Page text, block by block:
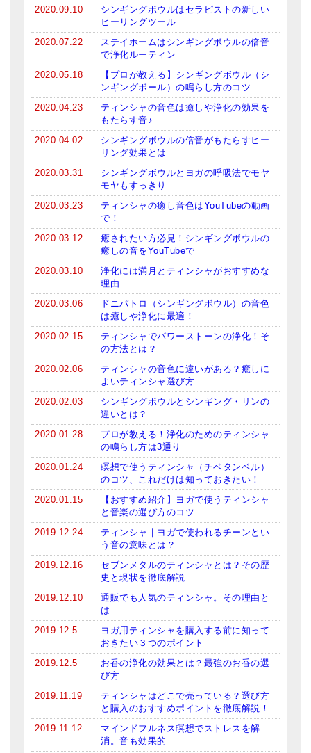
2020.09.10
シンギングボウルはセラピストの新しい
ヒーリングツール
2020.07.22
ステイホームはシンギングボウルの倍音
で浄化ルーティン
2020.05.18
【プロが教える】シンギングボウル（シ
ンギングボール）の鳴らし方のコツ
2020.04.23
ティンシャの音色は癒しや浄化の効果を
もたらす音♪
2020.04.02
シンギングボウルの倍音がもたらすヒー
リング効果とは
2020.03.31
シンギングボウルとヨガの呼吸法でモヤ
モヤもすっきり
2020.03.23
ティンシャの癒し音色はYouTubeの動画
で！
2020.03.12
癒されたい方必見！シンギングボウルの
癒しの音をYouTubeで
2020.03.10
浄化には満月とティンシャがおすすめな
理由
2020.03.06
ドニパトロ（シンギングボウル）の音色
は癒しや浄化に最適！
2020.02.15
ティンシャでパワーストーンの浄化！そ
の方法とは？
2020.02.06
ティンシャの音色に違いがある？癒しに
よいティンシャ選び方
2020.02.03
シンギングボウルとシンギング・リンの
違いとは？
2020.01.28
プロが教える！浄化のためのティンシャ
の鳴らし方は3通り
2020.01.24
瞑想で使うティンシャ（チベタンベル）
のコツ、これだけは知っておきたい！
2020.01.15
【おすすめ紹介】ヨガで使うティンシャ
と音楽の選び方のコツ
2019.12.24
ティンシャ｜ヨガで使われるチーンとい
う音の意味とは？
2019.12.16
セブンメタルのティンシャとは？その歴
史と現状を徹底解説
2019.12.10
通販でも人気のティンシャ。その理由と
は
2019.12.5
ヨガ用ティンシャを購入する前に知って
おきたい３つのポイント
2019.12.5
お香の浄化の効果とは？最強のお香の選
び方
2019.11.19
ティンシャはどこで売っている？選び方
と購入のおすすめポイントを徹底解説！
2019.11.12
マインドフルネス瞑想でストレスを解
消。音も効果的